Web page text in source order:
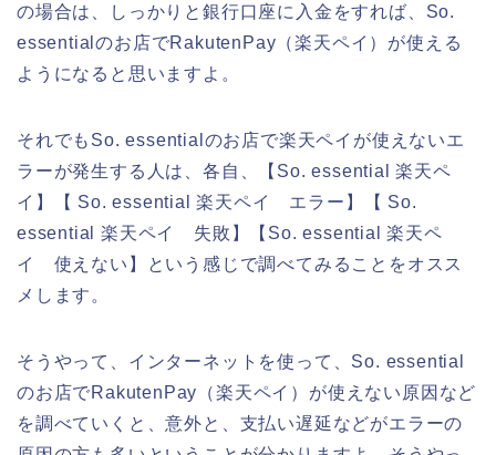
の場合は、しっかりと銀行口座に入金をすれば、So.
essentialのお店でRakutenPay（楽天ペイ）が使える
ようになると思いますよ。
それでもSo. essentialのお店で楽天ペイが使えないエ
ラーが発生する人は、各自、【So. essential 楽天ペ
イ】【 So. essential 楽天ペイ エラー】【 So.
essential 楽天ペイ 失敗】【So. essential 楽天ペ
イ 使えない】という感じで調べてみることをオスス
メします。
そうやって、インターネットを使って、So. essential
のお店でRakutenPay（楽天ペイ）が使えない原因など
を調べていくと、意外と、支払い遅延などがエラーの